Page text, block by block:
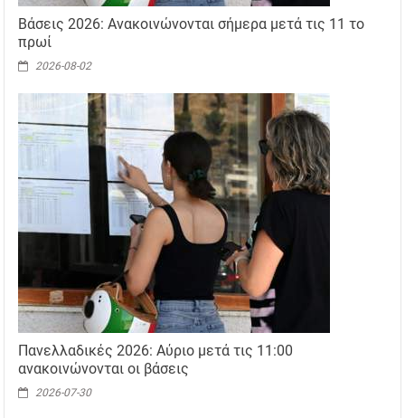
Βάσεις 2026: Ανακοινώνονται σήμερα μετά τις 11 το
πρωί
2026-08-02
Πανελλαδικές 2026: Αύριο μετά τις 11:00
ανακοινώνονται οι βάσεις
2026-07-30